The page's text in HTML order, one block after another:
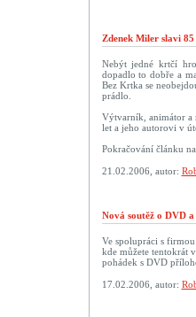
Zdenek Miler slavi
Nebýt jedné krtčí
dopadlo to dobře a
Bez Krtka se
prádlo.
Výtvarník, animátor a
let a jeho autorovi v
Pokračování článku
21.02.2006, autor:
Nová soutěž o DVD
Ve spolupráci s
kde můžete tentokrát
pohádek s DVD
17.02.2006, autor: